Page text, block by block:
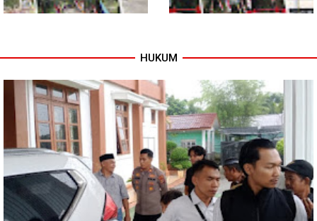
Tuntas Dibangun, Jembatan
Teladan Baru–Kuala Kepeng
TNI dan Warga Tuntaskan
Ekonomi Kian Terbuka
HUKUM